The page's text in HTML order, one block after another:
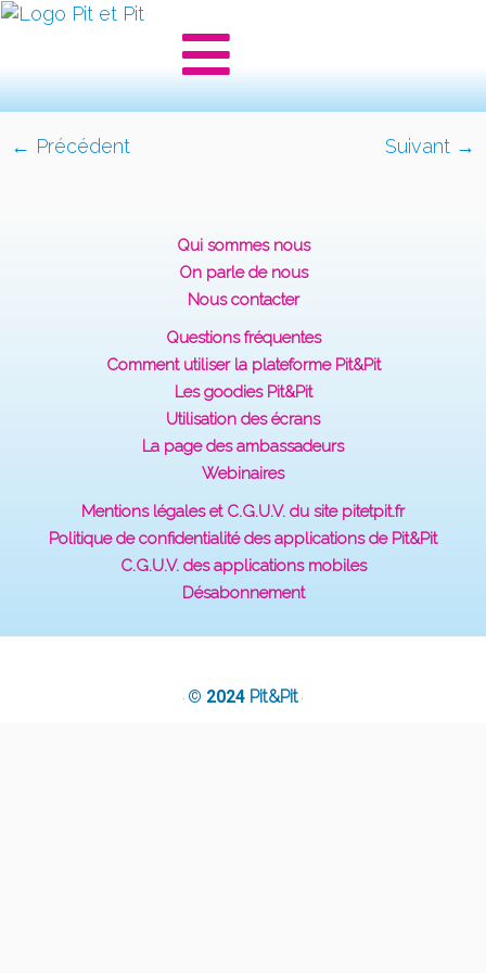
← Précédent Suivant →
Qui sommes nous
On parle de nous
Nous contacter
Questions fréquentes
Comment utiliser la plateforme Pit&Pit
Les goodies Pit&Pit
Utilisation des écrans
La page des ambassadeurs
Webinaires
Mentions légales et C.G.U.V. du site pitetpit.fr
Politique de confidentialité des applications de Pit&Pit
C.G.U.V. des applications mobiles
Désabonnement
· © 2024 Pit&Pit ·